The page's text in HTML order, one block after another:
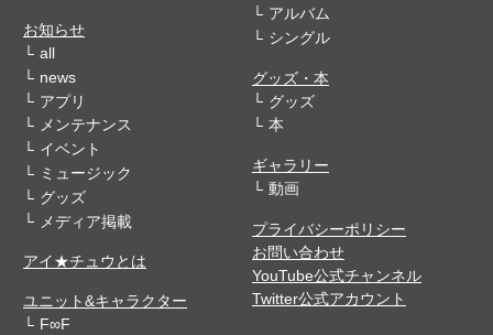
お知らせ
all
news
アプリ
メンテナンス
イベント
ミュージック
グッズ
メディア掲載
アイ★チュウとは
ユニット&キャラクター
F∞F
アルバム
シングル
グッズ・本
グッズ
本
ギャラリー
動画
プライバシーポリシー
お問い合わせ
YouTube公式チャンネル
Twitter公式アカウント